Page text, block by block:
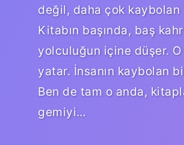
değil, daha çok kaybolan
Kitabın başında, baş
yolculuğun içine düşer. O
yatar. İnsanın kaybolan
Ben de tam o anda,
gemiyi…